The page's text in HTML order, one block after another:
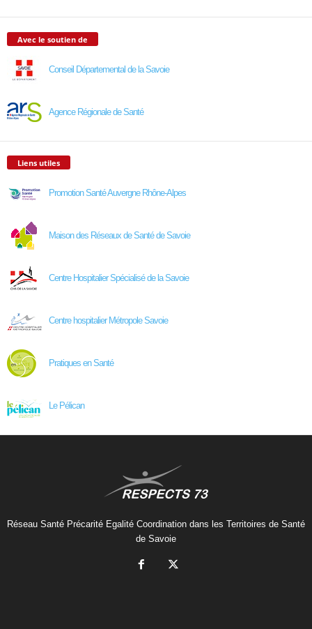
Avec le soutien de
Conseil Départemental de la Savoie
Agence Régionale de Santé
Liens utiles
Promotion Santé Auvergne Rhône-Alpes
Maison des Réseaux de Santé de Savoie
Centre Hospitalier Spécialisé de la Savoie
Centre hospitalier Métropole Savoie
Pratiques en Santé
Le Pélican
Réseau Santé Précarité Egalité Coordination dans les Territoires de Santé
de Savoie